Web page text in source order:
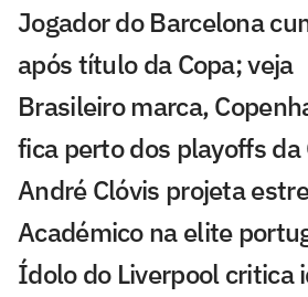
Jogador do Barcelona
após título da Copa; veja
Brasileiro marca,
fica perto dos playoffs da
André Clóvis projeta
Académico na elite
Ídolo do Liverpool critica